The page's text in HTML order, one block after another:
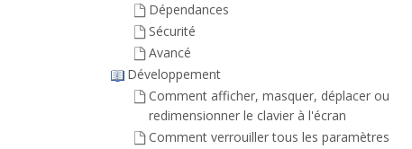
Dépendances
Sécurité
Avancé
Développement
Comment afficher, masquer, déplacer ou
redimensionner le clavier à l'écran
Comment verrouiller tous les paramètres